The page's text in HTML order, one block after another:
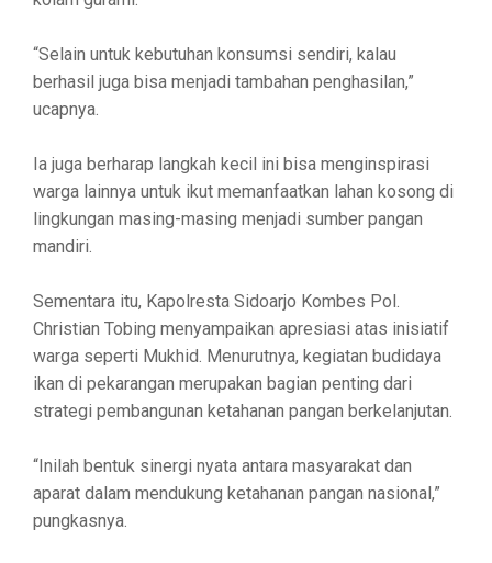
“Selain untuk kebutuhan konsumsi sendiri, kalau
berhasil juga bisa menjadi tambahan penghasilan,”
ucapnya.
Ia juga berharap langkah kecil ini bisa menginspirasi
warga lainnya untuk ikut memanfaatkan lahan kosong di
lingkungan masing-masing menjadi sumber pangan
mandiri.
Sementara itu, Kapolresta Sidoarjo Kombes Pol.
Christian Tobing menyampaikan apresiasi atas inisiatif
warga seperti Mukhid. Menurutnya, kegiatan budidaya
ikan di pekarangan merupakan bagian penting dari
strategi pembangunan ketahanan pangan berkelanjutan.
“Inilah bentuk sinergi nyata antara masyarakat dan
aparat dalam mendukung ketahanan pangan nasional,”
pungkasnya.